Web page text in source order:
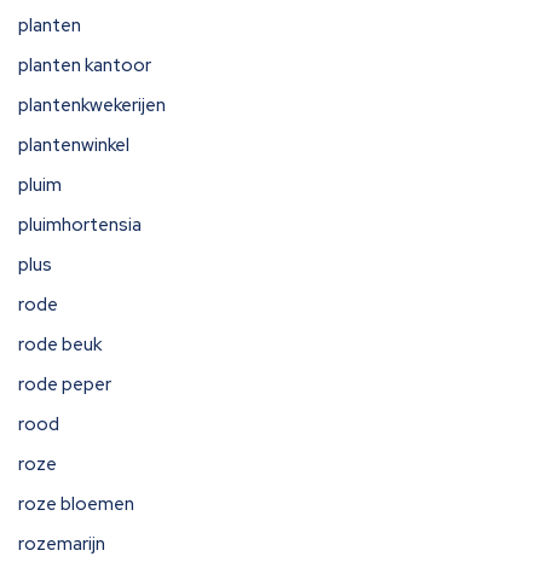
planten
planten kantoor
plantenkwekerijen
plantenwinkel
pluim
pluimhortensia
plus
rode
rode beuk
rode peper
rood
roze
roze bloemen
rozemarijn